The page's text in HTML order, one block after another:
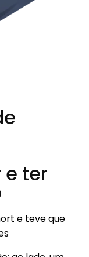
ter
e teve que